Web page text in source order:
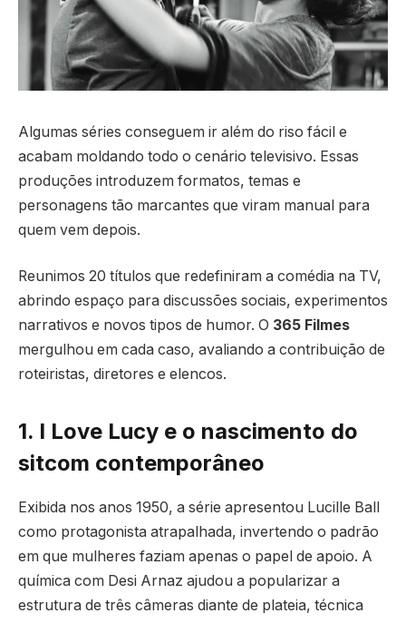
Algumas séries conseguem ir além do riso fácil e
acabam moldando todo o cenário televisivo. Essas
produções introduzem formatos, temas e
personagens tão marcantes que viram manual para
quem vem depois.
Reunimos 20 títulos que redefiniram a comédia na TV,
abrindo espaço para discussões sociais, experimentos
narrativos e novos tipos de humor. O 365 Filmes
mergulhou em cada caso, avaliando a contribuição de
roteiristas, diretores e elencos.
1. I Love Lucy e o nascimento do
sitcom contemporâneo
Exibida nos anos 1950, a série apresentou Lucille Ball
como protagonista atrapalhada, invertendo o padrão
em que mulheres faziam apenas o papel de apoio. A
química com Desi Arnaz ajudou a popularizar a
estrutura de três câmeras diante de plateia, técnica